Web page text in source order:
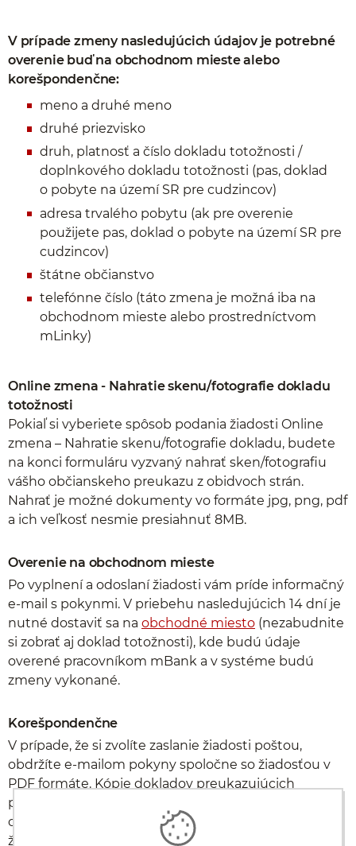
V prípade zmeny nasledujúcich údajov je potrebné
overenie buď na obchodnom mieste alebo
korešpondenčne:
meno a druhé meno
druhé priezvisko
druh, platnosť a číslo dokladu totožnosti /
doplnkového dokladu totožnosti (pas, doklad
o pobyte na území SR pre cudzincov)
adresa trvalého pobytu (ak pre overenie
použijete pas, doklad o pobyte na území SR pre
cudzincov)
štátne občianstvo
telefónne číslo (táto zmena je možná iba na
obchodnom mieste alebo prostredníctvom
mLinky)
Online zmena - Nahratie skenu/fotografie dokladu
totožnosti
Pokiaľ si vyberiete spôsob podania žiadosti Online
zmena – Nahratie skenu/fotografie dokladu, budete
na konci formuláru vyzvaný nahrať sken/fotografiu
vášho občianskeho preukazu z obidvoch strán.
Nahrať je možné dokumenty vo formáte jpg, png, pdf
a ich veľkosť nesmie presiahnuť 8MB.
Overenie na obchodnom mieste
Po vyplnení a odoslaní žiadosti vám príde informačný
e-mail s pokynmi. V priebehu nasledujúcich 14 dní je
nutné dostaviť sa na obchodné miesto (nezabudnite
si zobrať aj doklad totožnosti), kde budú údaje
overené pracovníkom mBank a v systéme budú
zmeny vykonané.
Korešpondenčne
V prípade, že si zvolíte zaslanie žiadosti poštou,
obdržíte e-mailom pokyny spoločne so žiadosťou v
PDF formáte. Kópie dokladov preukazujúcich
požadované zmeny je v tomto prípade potrebné
overiť notársky/matrikou a spolu s podpísanou
žiadosťou zaslať do banky najneskôr do 14 dní od